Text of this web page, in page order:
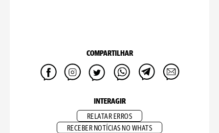
COMPARTILHAR
INTERAGIR
RELATAR ERROS
RECEBER NOTÍCIAS NO WHATS